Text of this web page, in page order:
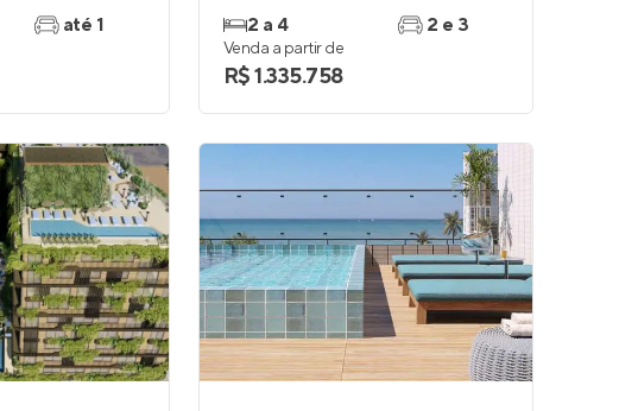
até 1
2 a 4
2 e 3
Venda a partir de
R$ 1.335.758